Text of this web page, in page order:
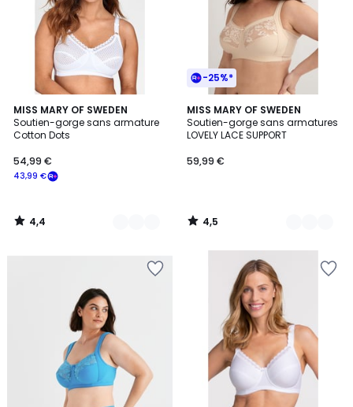
MISS MARY OF SWEDEN
Soutien-gorge sans armature
Cotton Dots
43,99 €
54,99 €
4,4
/ 5
5
Couleurs
4,4
/
-25%*
MISS MARY OF SWEDEN
Soutien-gorge sans armatures
LOVELY LACE SUPPORT
59,99 €
4,5
/ 5
7
Couleurs
4,5
/